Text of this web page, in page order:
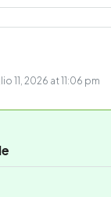
11, 2026 at 11:06 pm